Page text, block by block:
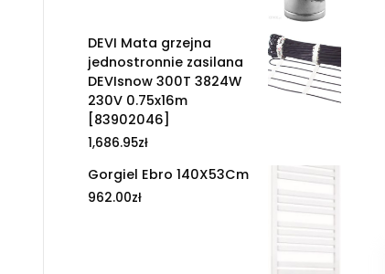
DEVI Mata grzejna
jednostronnie zasilana
DEVIsnow 300T 3824W
230V 0.75x16m
[83902046]
1,686.95zł
Gorgiel Ebro 140X53Cm
962.00zł